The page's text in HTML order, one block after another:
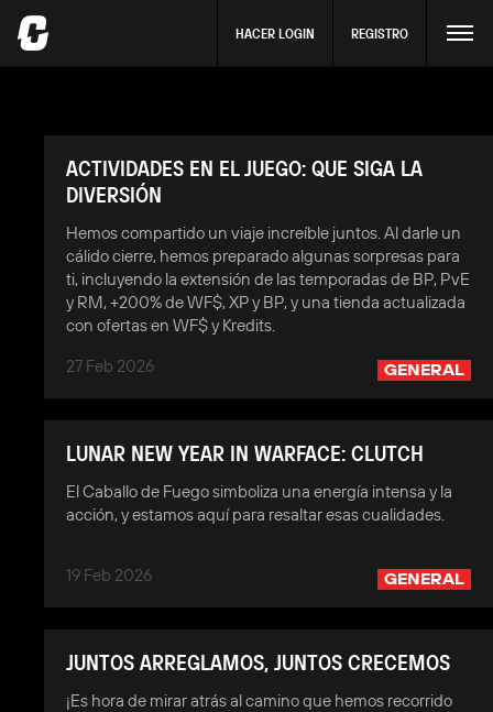
HACER LOGIN REGISTRO
ACTIVIDADES EN EL JUEGO: QUE SIGA LA
DIVERSIÓN
Hemos compartido un viaje increíble juntos. Al darle un
cálido cierre, hemos preparado algunas sorpresas para
ti, incluyendo la extensión de las temporadas de BP, PvE
y RM, +200% de WF$, XP y BP, y una tienda actualizada
con ofertas en WF$ y Kredits.
27 Feb 2026
GENERAL
LUNAR NEW YEAR IN WARFACE: CLUTCH
El Caballo de Fuego simboliza una energía intensa y la
acción, y estamos aquí para resaltar esas cualidades.
19 Feb 2026 GENERAL
JUNTOS ARREGLAMOS, JUNTOS CRECEMOS
¡Es hora de mirar atrás al camino que hemos recorrido